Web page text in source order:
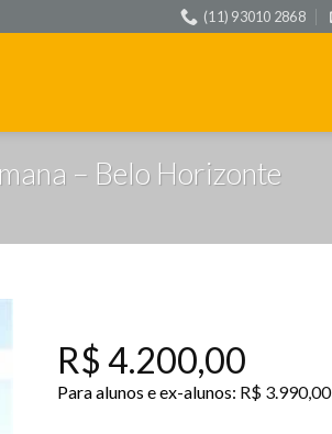
(11) 93010 2868
– Belo Horizonte
R$ 4.200,00
Para alunos e ex-alunos: R$3.990,00